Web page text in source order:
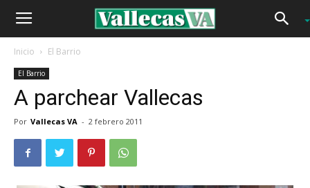
Inicio El Barrio
El Barrio
A parchear Vallecas
Por Vallecas VA - 2 febrero 2011